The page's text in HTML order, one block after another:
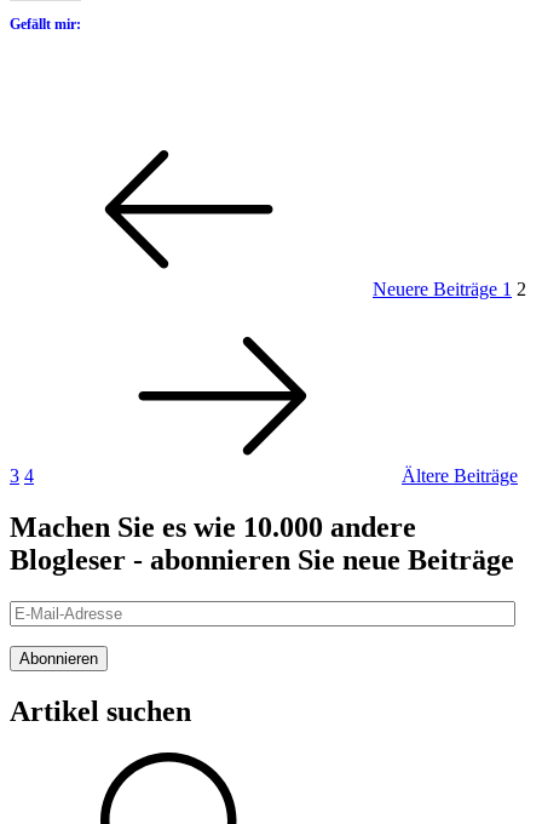
Gefällt mir:
Beiträge
Neuere Beiträge 1 2
3 4 Ältere Beiträge
Machen Sie es wie 10.000 andere
Blogleser - abonnieren Sie neue Beiträge
E-
Mail-
Adresse
Abonnieren
Artikel suchen